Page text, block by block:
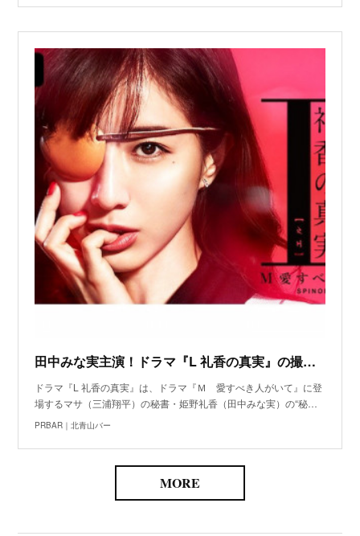
田中みな実主演！ドラマ『L 礼香の真実』の撮影で使用されました
ドラマ『L 礼香の真実』は、ドラマ『Ｍ 愛すべき人がいて』に登
場するマサ（三浦翔平）の秘書・姫野礼香（田中みな実）の“秘…
PRBAR｜北青山バー
MORE